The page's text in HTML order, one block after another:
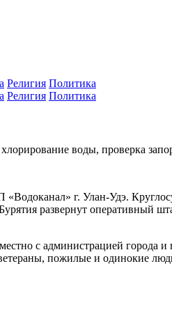
Религия Политика
Религия Политика
воды, проверка
г. Улан-Удэ.
развернут оперативный
с администрацией города
пожилые и одинокие